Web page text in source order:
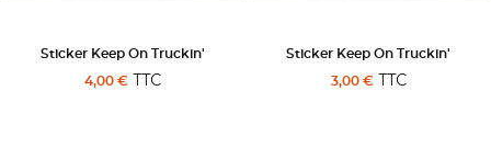
Sticker Keep On Truckin'
4,00 € TTC
Sticker Keep On Truckin'
3,00 €TTC